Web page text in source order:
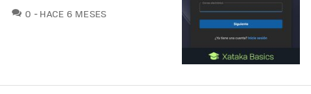
0 COMENTARIOS
HACE 6 MESES